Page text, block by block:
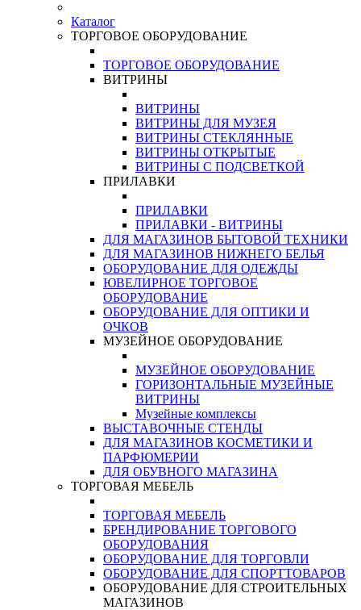
Каталог
ТОРГОВОЕ ОБОРУДОВАНИЕ
ТОРГОВОЕ ОБОРУДОВАНИЕ
ВИТРИНЫ
ВИТРИНЫ
ВИТРИНЫ ДЛЯ МУЗЕЯ
ВИТРИНЫ СТЕКЛЯННЫЕ
ВИТРИНЫ ОТКРЫТЫЕ
ВИТРИНЫ С ПОДСВЕТКОЙ
ПРИЛАВКИ
ПРИЛАВКИ
ПРИЛАВКИ - ВИТРИНЫ
ДЛЯ МАГАЗИНОВ БЫТОВОЙ ТЕХНИКИ
ДЛЯ МАГАЗИНОВ НИЖНЕГО БЕЛЬЯ
ОБОРУДОВАНИЕ ДЛЯ ОДЕЖДЫ
ЮВЕЛИРНОЕ ТОРГОВОЕ
ОБОРУДОВАНИЕ
ОБОРУДОВАНИЕ ДЛЯ ОПТИКИ И
ОЧКОВ
МУЗЕЙНОЕ ОБОРУДОВАНИЕ
МУЗЕЙНОЕ ОБОРУДОВАНИЕ
ГОРИЗОНТАЛЬНЫЕ МУЗЕЙНЫЕ
ВИТРИНЫ
Музейные комплексы
ВЫСТАВОЧНЫЕ СТЕНДЫ
ДЛЯ МАГАЗИНОВ КОСМЕТИКИ И
ПАРФЮМЕРИИ
ДЛЯ ОБУВНОГО МАГАЗИНА
ТОРГОВАЯ МЕБЕЛЬ
ТОРГОВАЯ МЕБЕЛЬ
БРЕНДИРОВАНИЕ ТОРГОВОГО
ОБОРУДОВАНИЯ
ОБОРУДОВАНИЕ ДЛЯ ТОРГОВЛИ
ОБОРУДОВАНИЕ ДЛЯ СПОРТТОВАРОВ
ОБОРУДОВАНИЕ ДЛЯ СТРОИТЕЛЬНЫХ
МАГАЗИНОВ